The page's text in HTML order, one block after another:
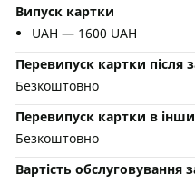
Випуск картки
UAH — 1600 UAH
Перевипуск картки після
Безкоштовно
Перевипуск картки в
Безкоштовно
Вартість обслуговування